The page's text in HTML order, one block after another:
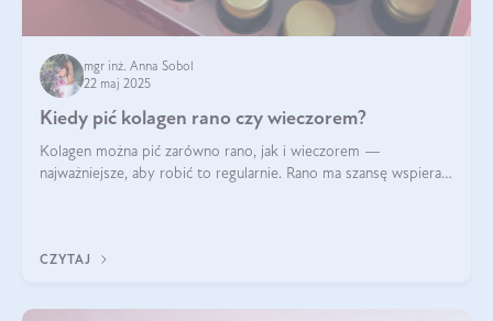
mgr inż. Anna Sobol
22 maj 2025
Kiedy pić kolagen rano czy wieczorem?
Kolagen można pić zarówno rano, jak i wieczorem —
najważniejsze, aby robić to regularnie. Rano ma szansę wspierać
CZYTAJ